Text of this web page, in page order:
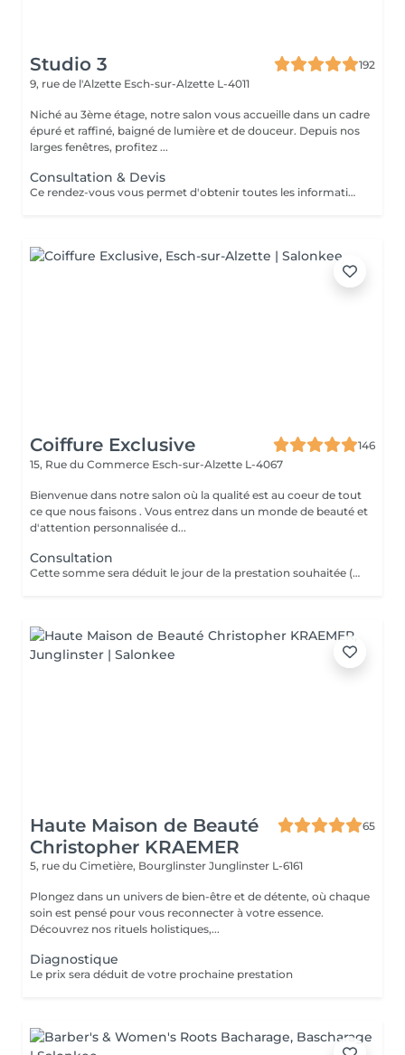
Studio 3
192
9, rue de l'Alzette Esch-sur-Alzette L-4011
Niché au 3ème étage, notre salon vous accueille dans un cadre
épuré et raffiné, baigné de lumière et de douceur. Depuis nos
larges fenêtres, profitez ...
Consultation & Devis
Ce rendez-vous vous permet d'obtenir toutes les informations nécessaires avant votre prestation : - conseils personnalisés - étude de vos besoins - diagnostic du cheveu Le montant de la consultation sera déduit de votre prestation finale si vous réservez immédiatement après ce rendez-vous.
Coiffure Exclusive
146
15, Rue du Commerce Esch-sur-Alzette L-4067
Bienvenue dans notre salon où la qualité est au coeur de tout
ce que nous faisons . Vous entrez dans un monde de beauté et
d'attention personnalisée d...
Consultation
Cette somme sera déduit le jour de la prestation souhaitée ( a valoir dans les 3 mois qui suivent la consultations)
Haute Maison de Beauté
Christopher KRAEMER
65
5, rue du Cimetière, Bourglinster Junglinster L-6161
Plongez dans un univers de bien-être et de détente, où chaque
soin est pensé pour vous reconnecter à votre essence.
Découvrez nos rituels holistiques,...
Diagnostique
Le prix sera déduit de votre prochaine prestation